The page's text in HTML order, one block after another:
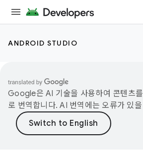
ANDROID STUDIO
Google은 AI 기술을 사용하여 콘텐츠
로 번역합니다. AI 번역에는 오류가 있